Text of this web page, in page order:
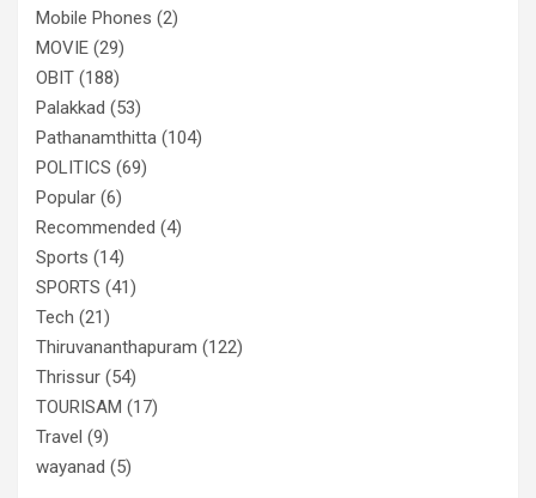
Mobile Phones (2)
MOVIE (29)
OBIT (188)
Palakkad (53)
Pathanamthitta (104)
POLITICS (69)
Popular (6)
Recommended (4)
Sports (14)
SPORTS (41)
Tech (21)
Thiruvananthapuram (122)
Thrissur (54)
TOURISAM (17)
Travel (9)
wayanad (5)